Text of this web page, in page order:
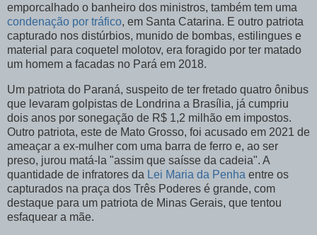
emporcalhado o banheiro dos ministros, também tem uma
condenação por tráfico, em Santa Catarina. E outro patriota
capturado nos distúrbios, munido de bombas, estilingues e
material para coquetel molotov, era foragido por ter matado
um homem a facadas no Pará em 2018.
Um patriota do Paraná, suspeito de ter fretado quatro ônibus
que levaram golpistas de Londrina a Brasília, já cumpriu
dois anos por sonegação de R$ 1,2 milhão em impostos.
Outro patriota, este de Mato Grosso, foi acusado em 2021 de
ameaçar a ex-mulher com uma barra de ferro e, ao ser
preso, jurou matá-la "assim que saísse da cadeia". A
quantidade de infratores da Lei Maria da Penha entre os
capturados na praça dos Três Poderes é grande, com
destaque para um patriota de Minas Gerais, que tentou
esfaquear a mãe.